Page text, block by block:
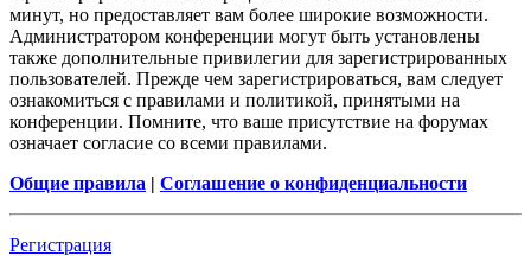
минут, но предоставляет вам более широкие возможности.
Администратором конференции могут быть установлены
также дополнительные привилегии для зарегистрированных
пользователей. Прежде чем зарегистрироваться, вам следует
ознакомиться с правилами и политикой, принятыми на
конференции. Помните, что ваше присутствие на форумах
означает согласие со всеми правилами.
Общие правила | Соглашение о конфиденциальности
Регистрация